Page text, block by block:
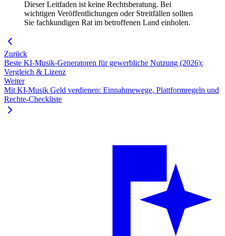
Dieser Leitfaden ist keine Rechtsberatung. Bei
wichtigen Veröffentlichungen oder Streitfällen sollten
Sie fachkundigen Rat im betroffenen Land einholen.
Zurück
Beste KI-Musik-Generatoren für gewerbliche Nutzung (2026):
Vergleich & Lizenz
Weiter
Mit KI-Musik Geld verdienen: Einnahmewege, Plattformregeln und
Rechte-Checkliste